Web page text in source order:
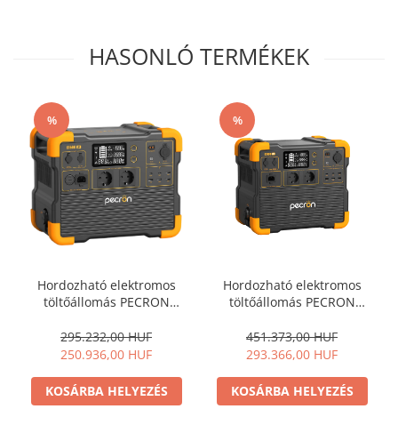
HASONLÓ TERMÉKEK
%
Hordozható elektromos
töltőállomás PECRON
230V, Digitalis Kijelzo, Gyors
Toltes, LiFePO4
Szabalyozo, 12 Kimenet,
BMS Vedekezes
295.232,00 HUF
250.936,00 HUF
KOSÁRBA HELYEZÉS
%
Hordozható elektromos
töltőállomás PECRON
230V, Digitális kijelző,
Szupergyors töltés, LiFePO4
vezérlő, 12 kimenet, BMS
védelem
451.373,00 HUF
293.366,00 HUF
KOSÁRBA HELYEZÉS